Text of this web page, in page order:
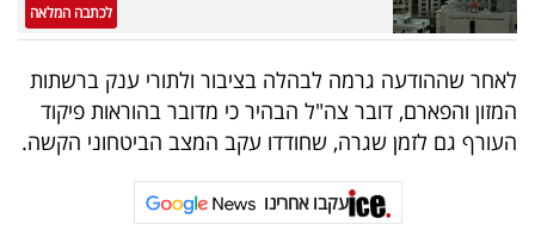
פרסמו
באייס
עקבו
אחרינו:
לכתבה המלאה
לאחר שההודעה גרמה לבהלה בציבור ולתורי ענק ברשתות
המזון והפארם, דובר צה"ל הבהיר כי מדובר בהוראות פיקוד
העורף גם לזמן שגרה, שחודדו עקב המצב הביטחוני הקשה.
עקבו אחרינו